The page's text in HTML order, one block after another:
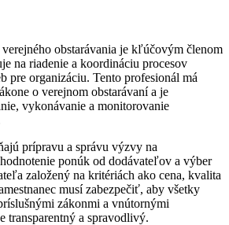
verejného obstarávania je kľúčovým členom
na riadenie a koordináciu procesov
pre organizáciu. Tento profesionál má
o verejnom obstarávaní a je
vykonávanie a monitorovanie
prípravu a správu výzvy na
ponúk od dodávateľov a výber
založený na kritériách ako cena, kvalita
musí zabezpečiť, aby všetky
zákonmi a vnútornými
transparentný a spravodlivý.